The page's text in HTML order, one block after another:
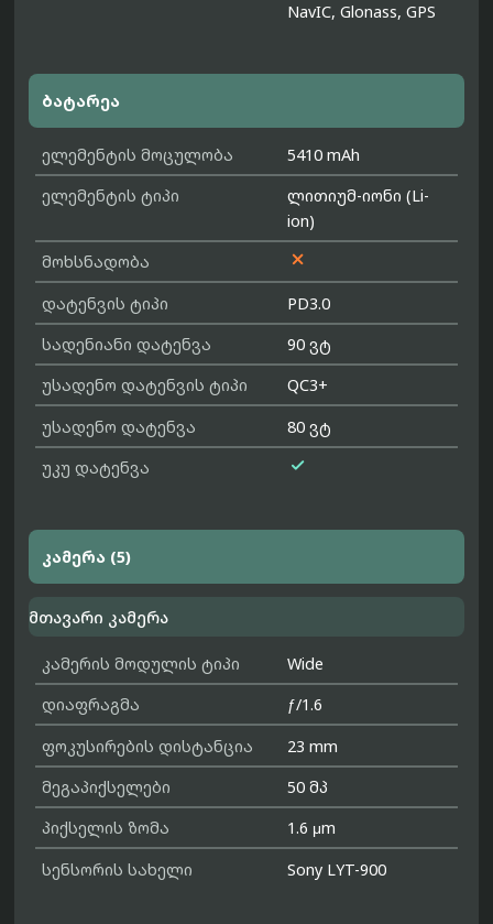
NavIC, Glonass, GPS
ბატარეა
ელემენტის მოცულობა
5410 mAh
ელემენტის ტიპი
ლითიუმ-იონი (Li-
ion)
მოხსნადობა

დატენვის ტიპი
PD3.0
სადენიანი დატენვა
90 ვტ
უსადენო დატენვის ტიპი
QC3+
უსადენო დატენვა
80 ვტ
უკუ დატენვა

კამერა (5)
მთავარი კამერა
კამერის მოდულის ტიპი
Wide
დიაფრაგმა
ƒ/1.6
ფოკუსირების დისტანცია
23 mm
მეგაპიქსელები
50 მპ
პიქსელის ზომა
1.6 μm
სენსორის სახელი
Sony LYT-900